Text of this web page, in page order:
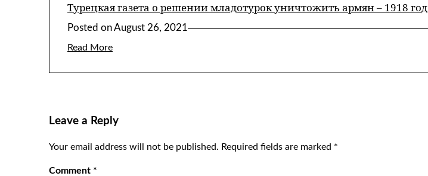
Турецкая газета о решении младотурок уничтожить армян – 1918 год
Posted onAugust 26, 2021
Read More
Leave a Reply
Your email address will not be published. Required fields are marked *
Comment *